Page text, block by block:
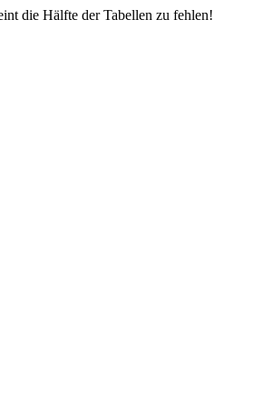
die Hälfte der Tabellen zu fehlen!